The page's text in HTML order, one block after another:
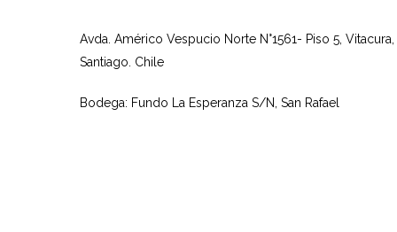
Avda. Américo Vespucio Norte N°1561- Piso 5, Vitacura,
Santiago. Chile
Bodega: Fundo La Esperanza S/N, San Rafael